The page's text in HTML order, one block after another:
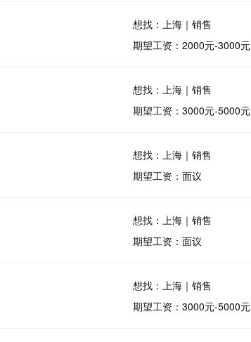
想找：上海｜销售
期望工资：2000元-3000元
想找：上海｜销售
期望工资：3000元-5000元
想找：上海｜销售
期望工资：面议
想找：上海｜销售
期望工资：面议
想找：上海｜销售
期望工资：3000元-5000元